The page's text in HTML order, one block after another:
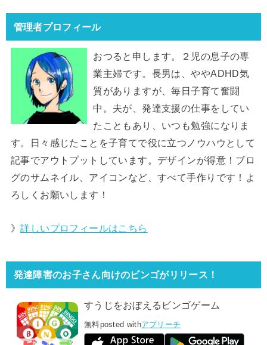
管理者プロフィール
おつると申します。２児の息子の専
業主婦です。長男は、ややADHD気
質がありますが、毎日子育て奮闘
中。夫が、発達支援の仕事をしてい
たこともあり、いつも勉強になりま
す。日々感じたことを子育てで役に立つノウハウとして
記事でアウトプットしています。デザインが得意！ブロ
グのサムネイル、アイコンなど、すべて手作りです！よ
ろしくお願いします！
》詳しいプロフィールはこちら
発達障害のお子さん向けのビンゴがリリース！
すうじをおぼえるビンゴゲーム
無料posted withアプリーチ